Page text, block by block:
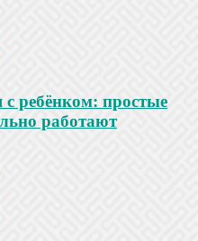
ребёнком: простые
работают